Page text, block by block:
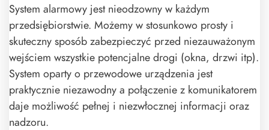
System alarmowy jest nieodzowny w każdym
przedsiębiorstwie. Możemy w stosunkowo prosty i
skuteczny sposób zabezpieczyć przed niezauważonym
wejściem wszystkie potencjalne drogi (okna, drzwi itp).
System oparty o przewodowe urządzenia jest
praktycznie niezawodny a połączenie z komunikatorem
daje możliwość pełnej i niezwłocznej informacji oraz
nadzoru.